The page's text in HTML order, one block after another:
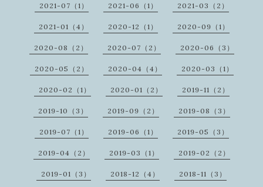
2021-07（1） 2021-06（1） 2021-03（2）
2021-01（4） 2020-12（1） 2020-09（1）
2020-08（2） 2020-07（2） 2020-06（3）
2020-05（2） 2020-04（4） 2020-03（1）
2020-02（1） 2020-01（2） 2019-11（2）
2019-10（3） 2019-09（2） 2019-08（3）
2019-07（1） 2019-06（1） 2019-05（3）
2019-04（2） 2019-03（1） 2019-02（2）
2019-01（3） 2018-12（4） 2018-11（3）